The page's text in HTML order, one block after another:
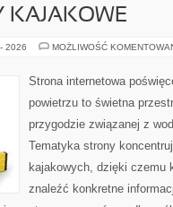
KAJAKOWE
2026 MOŻLIWOŚĆ
Strona internetowa
powietrzu to świetna
przygodzie związanej z
Tematyka strony
kajakowych, dzięki czemu
znaleźć konkretne